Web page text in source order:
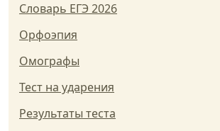
Словарь ЕГЭ 2026
Орфоэпия
Омографы
Тест на ударения
Результаты теста